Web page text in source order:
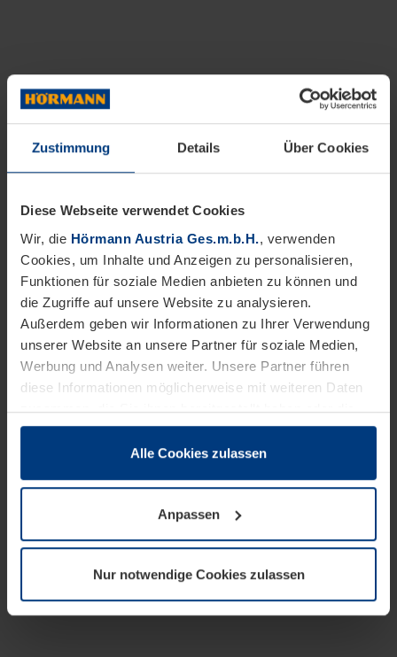
Zustimmung Details Über Cookies
Diese Webseite verwendet Cookies
Wir, die Hörmann Austria Ges.m.b.H., verwenden
Cookies, um Inhalte und Anzeigen zu personalisieren,
Funktionen für soziale Medien anbieten zu können und
die Zugriffe auf unsere Website zu analysieren.
Außerdem geben wir Informationen zu Ihrer Verwendung
unserer Website an unsere Partner für soziale Medien,
Werbung und Analysen weiter. Unsere Partner führen
diese Informationen möglicherweise mit weiteren Daten
zusammen, die Sie ihnen bereitgestellt haben oder die
sie im Rahmen Ihrer Nutzung der Dienste gesammelt
wenn diese für den Betrieb dieser Seite unbedingt
notwendig sind. Für alle anderen Cookie-Typen benötigen
wir Ihre Erlaubnis. Ihre Einwilligung können Sie jederzeit
Datenschutzerklärungunserer Website ändern oder
widerrufen.
Alle Cookies zulassen
Anpassen
Nur notwendige Cookies zulassen